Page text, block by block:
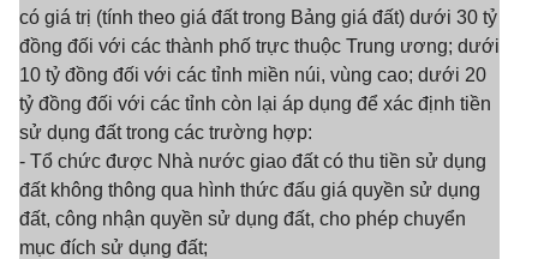
có giá trị (tính theo giá đất trong Bảng giá đất) dưới 30 tỷ
đồng đối với các thành phố trực thuộc Trung ương; dưới
10 tỷ đồng đối với các tỉnh miền núi, vùng cao; dưới 20
tỷ đồng đối với các tỉnh còn lại áp dụng để xác định tiền
sử dụng đất trong các trường hợp:
- Tổ chức được Nhà nước giao đất có thu tiền sử dụng
đất không thông qua hình thức đấu giá quyền sử dụng
đất, công nhận quyền sử dụng đất, cho phép chuyển
mục đích sử dụng đất;